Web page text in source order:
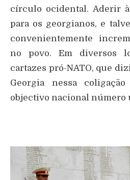
círculo ocidental. Aderir
para os georgianos, e
convenientemente
no povo. Em diversos
cartazes pró-NATO, que
Georgia nessa
objectivo nacional número